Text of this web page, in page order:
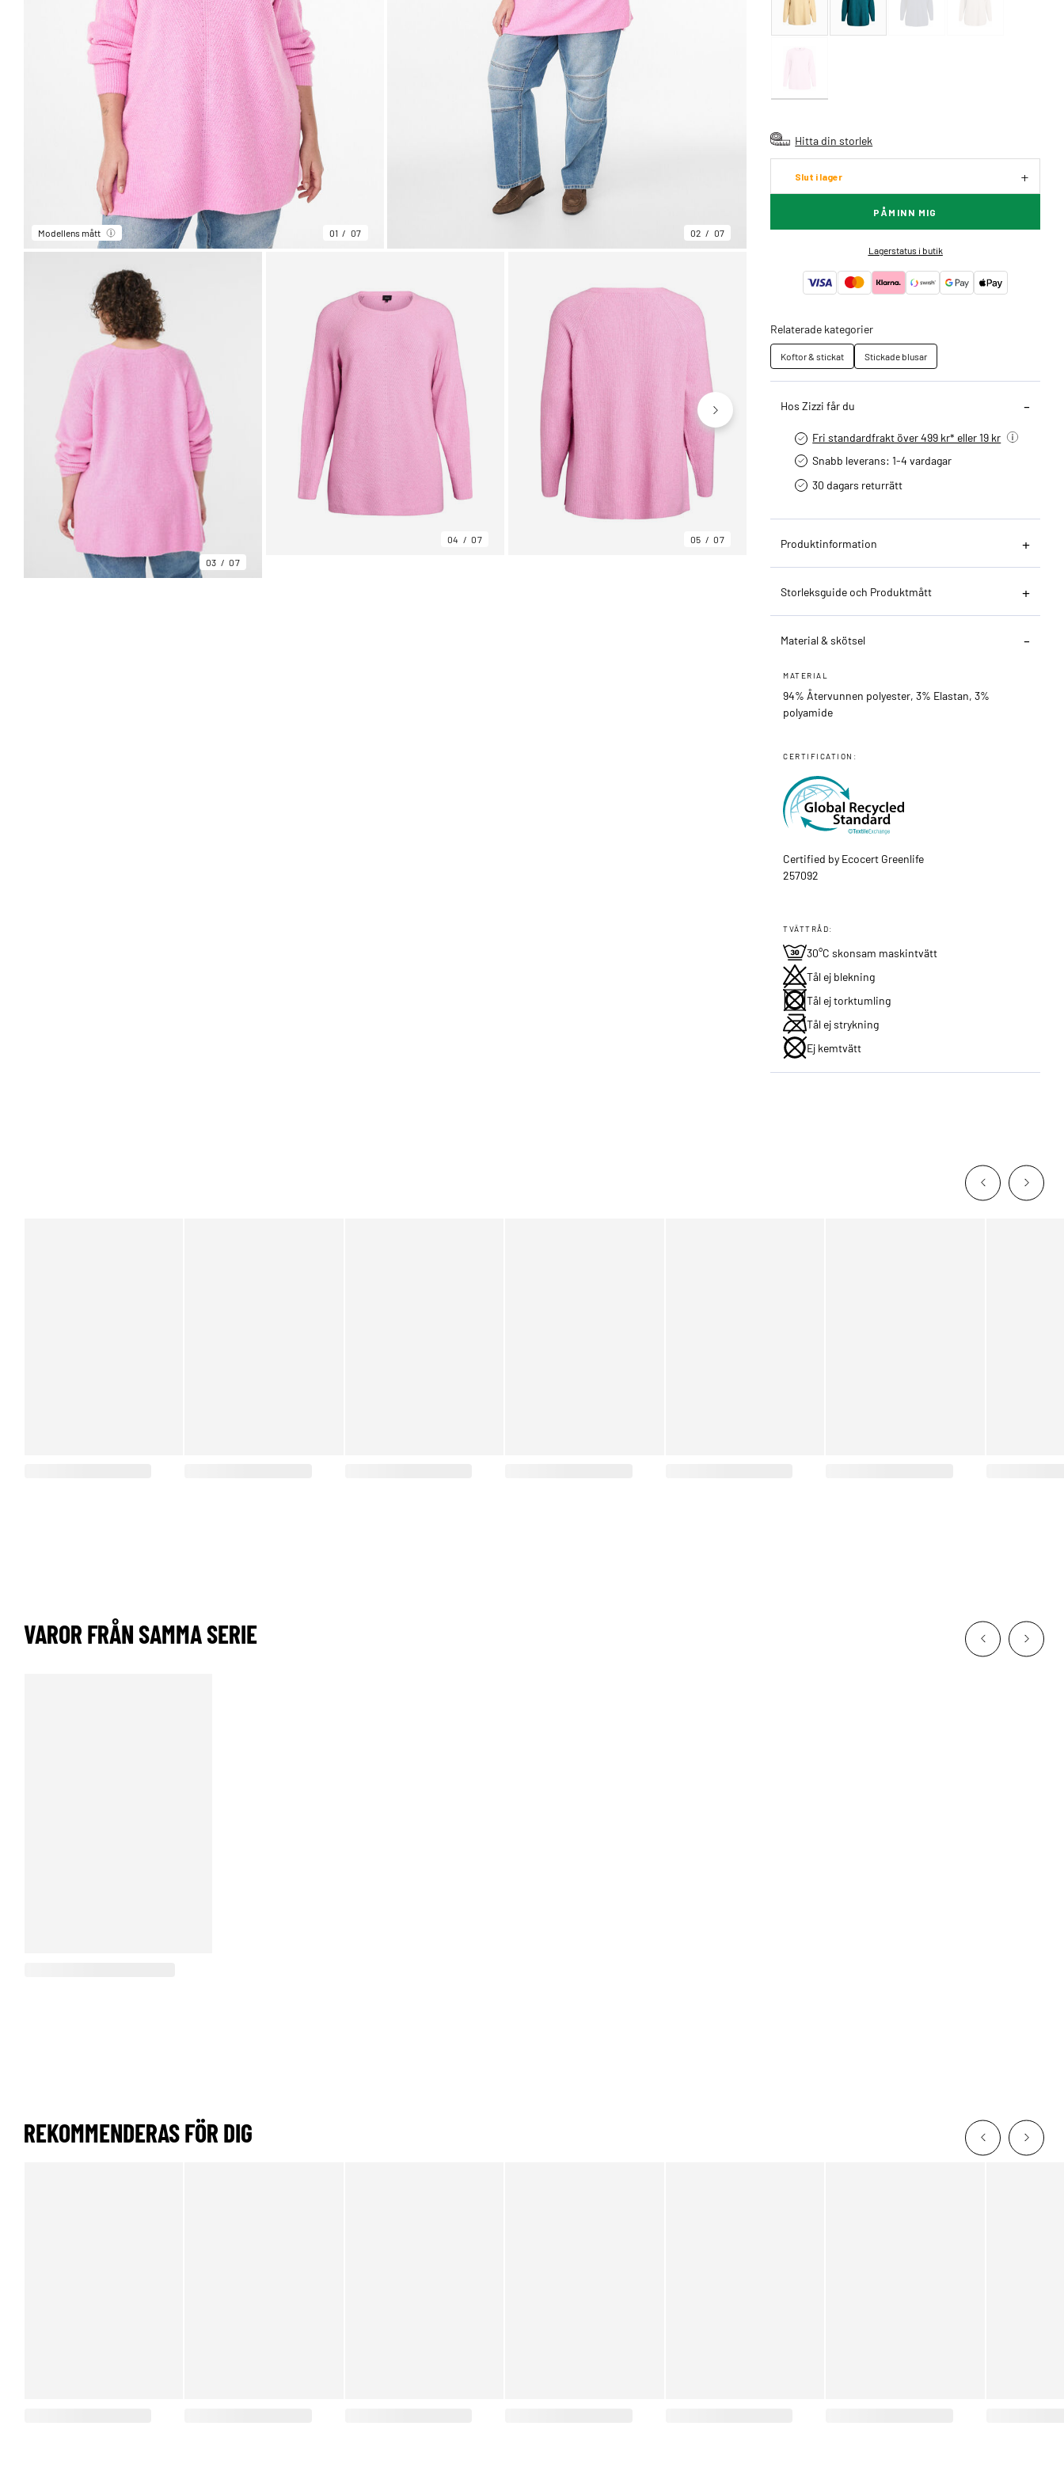
Modellens mått 01 07 02 07
03 07
04 07 05 07
Hitta din storlek
Slut i lager
PÅMINN MIG
Lagerstatus i butik
Relaterade kategorier
Koftor & stickat Stickade blusar
Hos Zizzi får du
Fri standardfrakt över 499 kr* eller 19 kr
Snabb leverans: 1-4 vardagar
30 dagars returrätt­
Produktinformation
Storleksguide och Produktmått
Material & skötsel
MATERIAL
94% Återvunnen polyester, 3% Elastan, 3%
polyamide
CERTIFICATION:
Certified by Ecocert Greenlife
257092
TVÄTTRÅD:
30°C skonsam maskintvätt
Tål ej blekning
Tål ej torktumling
Tål ej strykning
Ej kemtvätt
VAROR FRÅN SAMMA SERIE
REKOMMENDERAS FÖR DIG